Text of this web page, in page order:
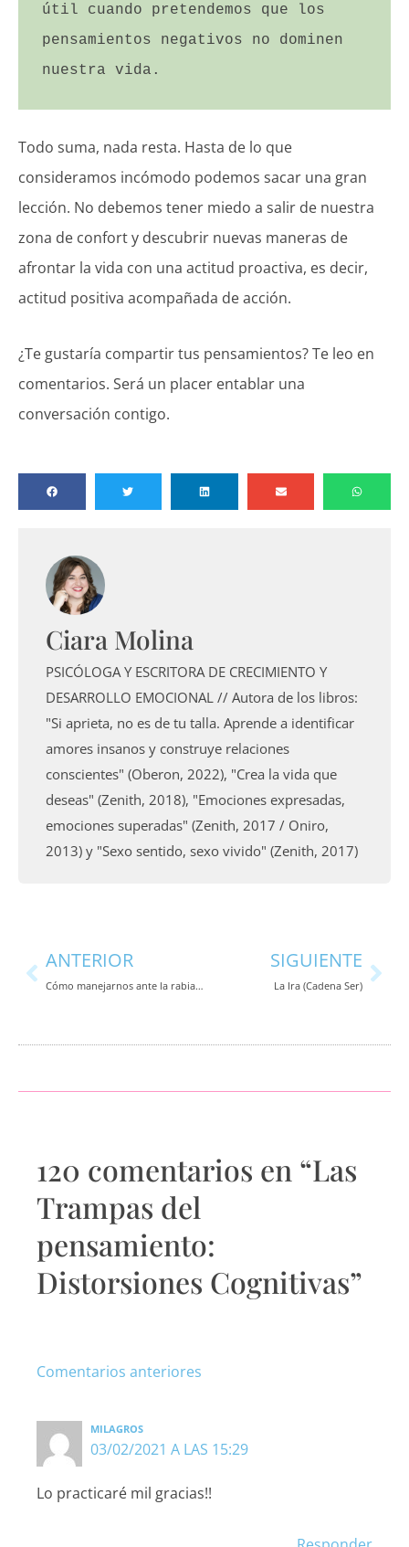
útil cuando pretendemos que los
pensamientos negativos no dominen
nuestra vida.
Todo suma, nada resta. Hasta de lo que
consideramos incómodo podemos sacar una gran
lección. No debemos tener miedo a salir de nuestra
zona de confort y descubrir nuevas maneras de
afrontar la vida con una actitud proactiva, es decir,
actitud positiva acompañada de acción.
¿Te gustaría compartir tus pensamientos? Te leo en
comentarios. Será un placer entablar una
conversación contigo.
Ciara Molina
PSICÓLOGA Y ESCRITORA DE CRECIMIENTO Y
DESARROLLO EMOCIONAL // Autora de los libros:
"Si aprieta, no es de tu talla. Aprende a identificar
amores insanos y construye relaciones
conscientes" (Oberon, 2022), "Crea la vida que
deseas" (Zenith, 2018), "Emociones expresadas,
emociones superadas" (Zenith, 2017 / Oniro,
2013) y "Sexo sentido, sexo vivido" (Zenith, 2017)
ANTERIOR
Cómo manejarnos ante la rabia y la ira
SIGUIENTE
La Ira (Cadena Ser)
120 comentarios en “Las
Trampas del
pensamiento:
Distorsiones Cognitivas”
Comentarios anteriores
MILAGROS
03/02/2021 A LAS 15:29
Lo practicaré mil gracias!!